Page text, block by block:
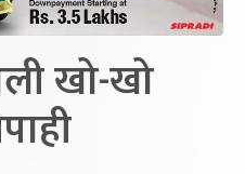
खो-खो